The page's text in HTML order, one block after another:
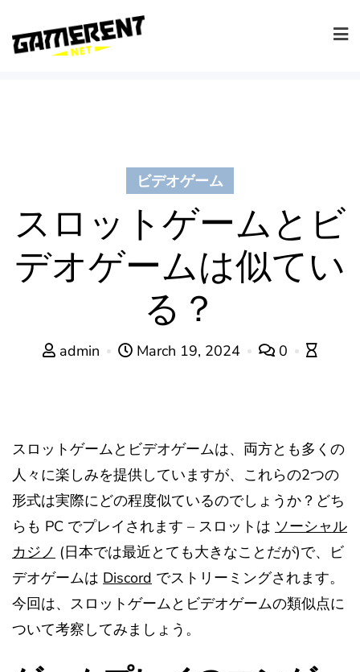
ビデオゲーム
スロットゲームとビ
デオゲームは似てい
る？
admin March 19, 2024 0
スロットゲームとビデオゲームは、両方とも多くの
人々に楽しみを提供していますが、これらの2つの
形式は実際にどの程度似ているのでしょうか？どち
らも PC でプレイされます – スロットは ソーシャル
カジノ (日本では最近とても大きなことだが)で、ビ
デオゲームは Discord でストリーミングされます。
今回は、スロットゲームとビデオゲームの類似点に
ついて考察してみましょう。